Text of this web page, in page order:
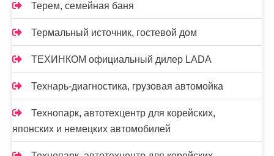
Терем, семейная баня
Термальный источник, гостевой дом
ТЕХИНКОМ официальный дилер LADA
Технарь-диагностика, грузовая автомойка
Технопарк, автотехцентр для корейских,
японских и немецких автомобилей